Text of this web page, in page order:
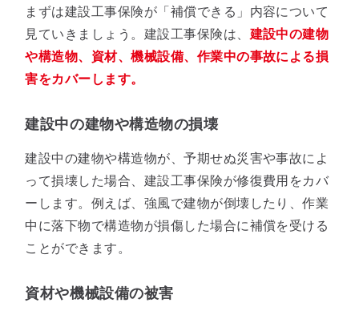
まずは建設工事保険が「補償できる」内容について
見ていきましょう。建設工事保険は、 建設中の建物
や構造物、資材、機械設備、作業中の事故による損
害をカバーします。
建設中の建物や構造物の損壊
建設中の建物や構造物が、予期せぬ災害や事故によ
って損壊した場合、建設工事保険が修復費用をカバ
ーします。例えば、強風で建物が倒壊したり、作業
中に落下物で構造物が損傷した場合に補償を受ける
ことができます。
資材や機械設備の被害